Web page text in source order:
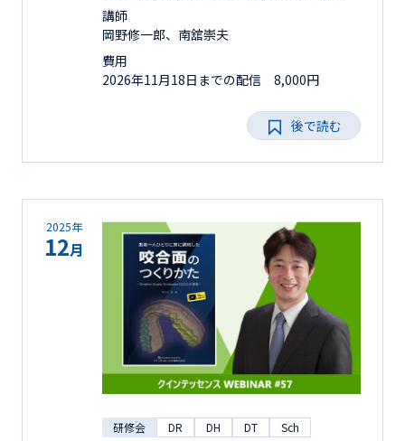
講師
岡野修一郎、南舘崇夫
費用
2026年11月18日までの配信 8,000円
後で読む
2025年
12月
研修会 DR DH DT Sch